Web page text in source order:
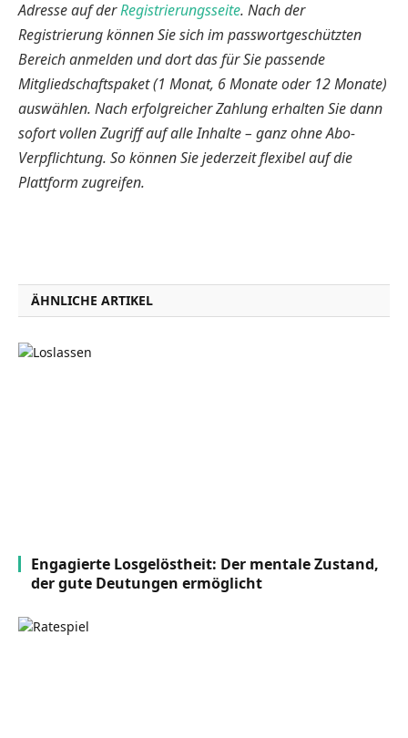
Adresse auf derRegistrierungsseite. Nach der
Registrierung können Sie sich im passwortgeschützten
Bereich anmelden und dort das für Sie passende
Mitgliedschaftspaket (1 Monat, 6 Monate oder 12 Monate)
auswählen. Nach erfolgreicher Zahlung erhalten Sie dann
sofort vollen Zugriff auf alle Inhalte – ganz ohne Abo-
Verpflichtung. So können Sie jederzeit flexibel auf die
Plattform zugreifen.
ÄHNLICHE ARTIKEL
Engagierte Losgelöstheit: Der mentale Zustand,
der gute Deutungen ermöglicht